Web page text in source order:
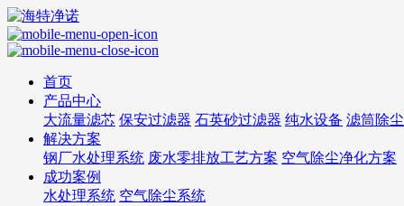
首页
产品中心
大流量滤芯 保安过滤器 石英砂过滤器 纯水设备 滤筒除
解决方案
钢厂水处理系统 废水零排放工艺方案 空气除尘净化方案
成功案例
水处理系统 空气除尘系统